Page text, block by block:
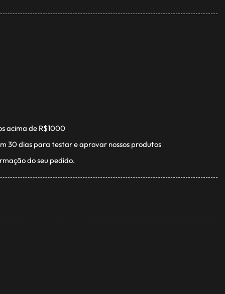
acima de R$1000
30 dias para testar e aprovar nossos produtos
do seu pedido.